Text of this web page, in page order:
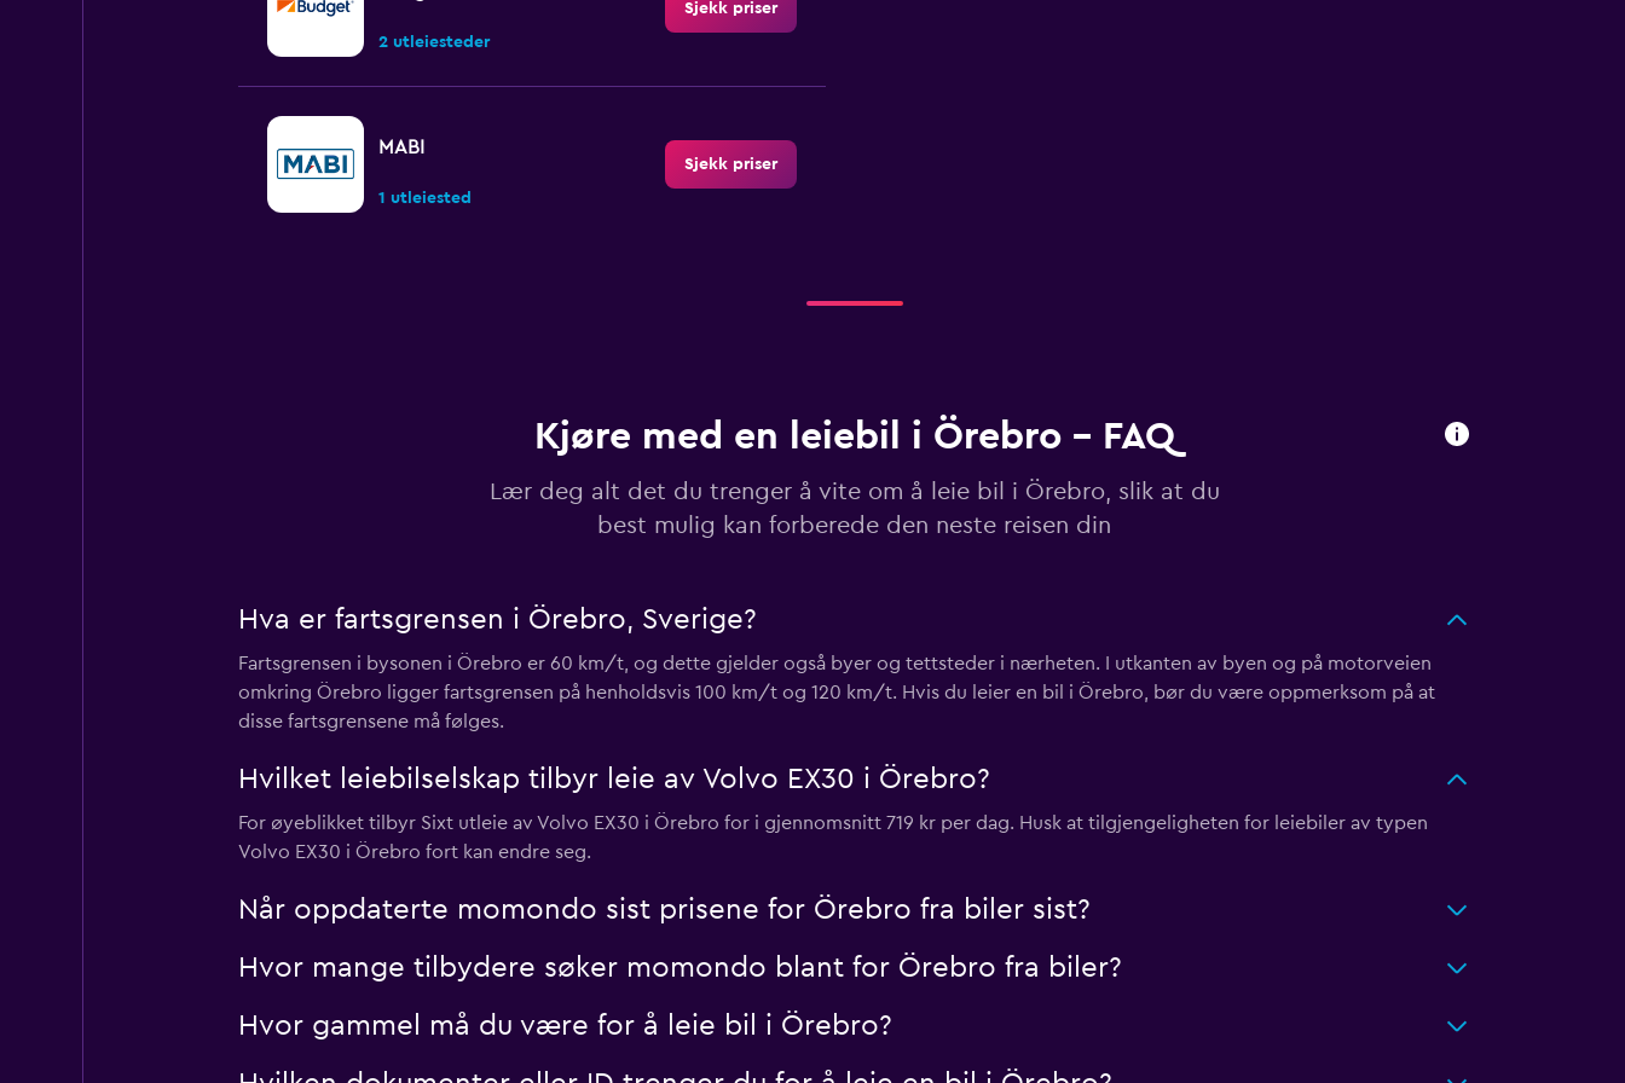
2 utleiesteder
Sjekk priser
MABI
1 utleiested
Sjekk priser
Europcar
3 utleiesteder
Sjekk priser
GREEN MOTION
1 utleiested
Sjekk priser
Kjøre med en leiebil i Örebro - FAQ
Lær deg alt det du trenger å vite om å leie bil i Örebro, slik at du
best mulig kan forberede den neste reisen din
Hva er fartsgrensen i Örebro, Sverige?
Fartsgrensen i bysonen i Örebro er 60 km/t, og dette gjelder også byer og tettsteder i nærheten. I utkanten av byen og på motorveien
omkring Örebro ligger fartsgrensen på henholdsvis 100 km/t og 120 km/t. Hvis du leier en bil i Örebro, bør du være oppmerksom på at
disse fartsgrensene må følges.
Hvilket leiebilselskap tilbyr leie av Volvo EX30 i Örebro?
For øyeblikket tilbyr Sixt utleie av Volvo EX30 i Örebro for i gjennomsnitt 719 kr per dag. Husk at tilgjengeligheten for leiebiler av typen
Volvo EX30 i Örebro fort kan endre seg.
Når oppdaterte momondo sist prisene for Örebro fra biler sist?
Hvor mange tilbydere søker momondo blant for Örebro fra biler?
Hvor gammel må du være for å leie bil i Örebro?